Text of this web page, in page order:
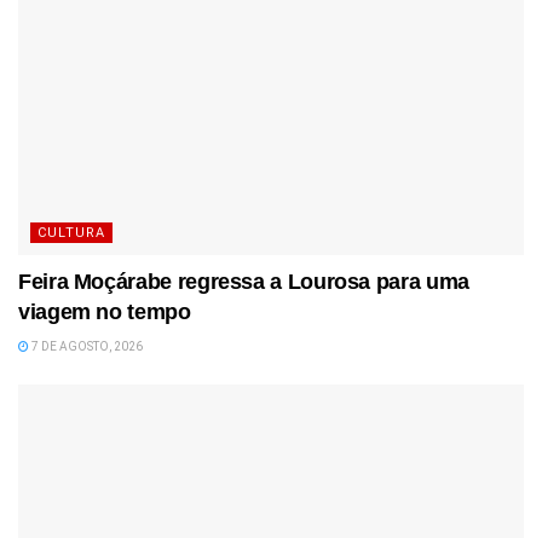
CULTURA
Feira Moçárabe regressa a Lourosa para uma
viagem no tempo
7 DE AGOSTO, 2026